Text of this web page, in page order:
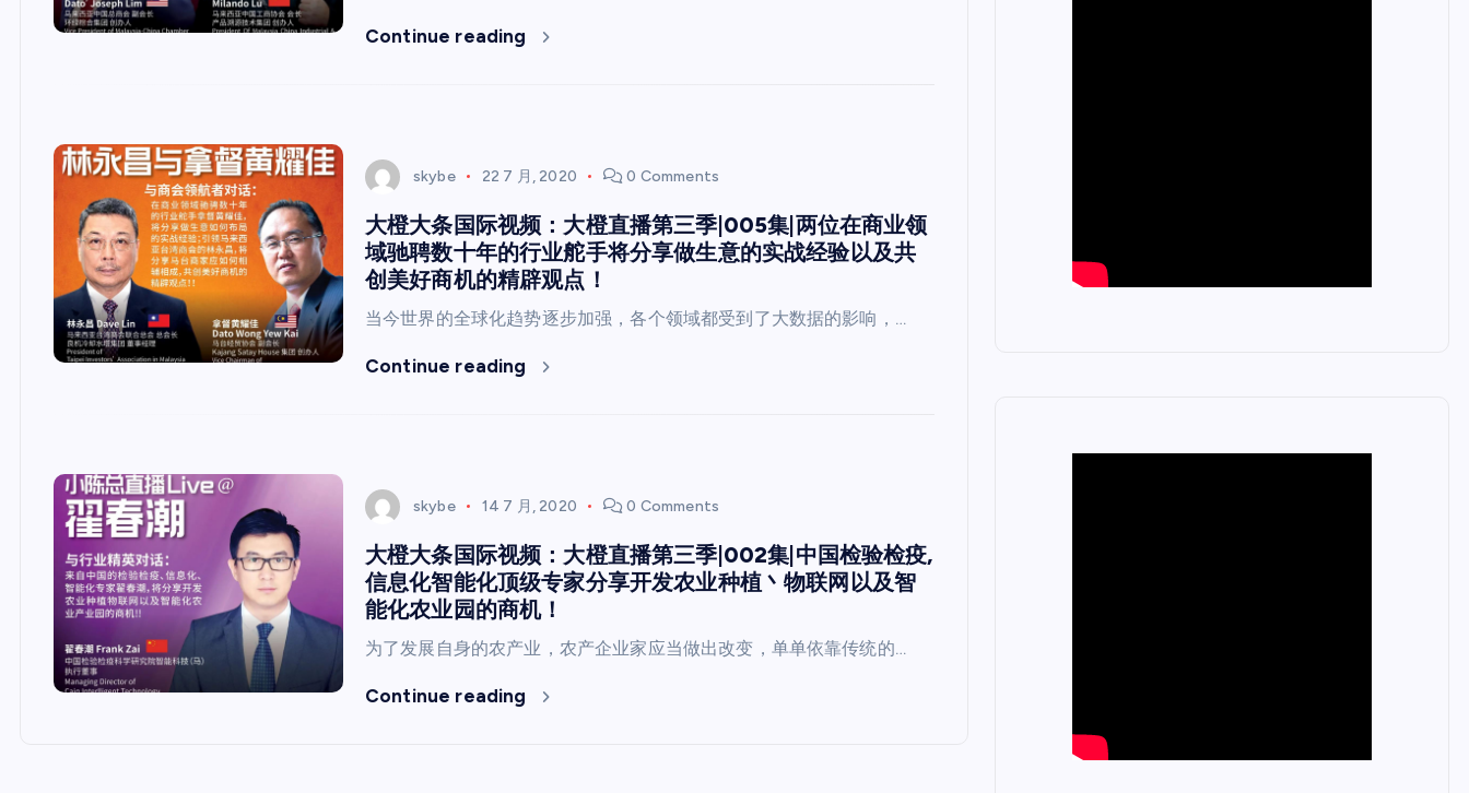
Continue reading
skybe 22 7 月, 2020 0 Comments
大橙大条国际视频：大橙直播第三季|005集|两位在商业领
域驰聘数十年的行业舵手将分享做生意的实战经验以及共
创美好商机的精辟观点！
当今世界的全球化趋势逐步加强，各个领域都受到了大数据的影响，…
Continue reading
skybe 14 7 月, 2020 0 Comments
大橙大条国际视频：大橙直播第三季|002集|中国检验检疫,
信息化智能化顶级专家分享开发农业种植丶物联网以及智
能化农业园的商机！
为了发展自身的农产业，农产企业家应当做出改变，单单依靠传统的…
Continue reading